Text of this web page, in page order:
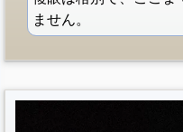
ません。